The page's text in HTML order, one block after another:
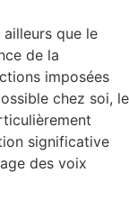
que le
de la
imposées
chez soi, le
significative
des voix